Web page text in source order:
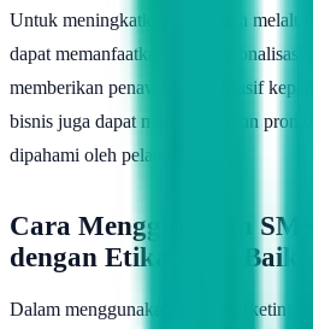
Untuk meningkatkan penjualan
dapat memanfaatkan fitur
memberikan penawaran eksklusif
bisnis juga dapat membuat pesan
dipahami oleh pelanggan.
Cara Menggunakan
dengan Etika yang Baik
Dalam menggunakan SMS marketing,